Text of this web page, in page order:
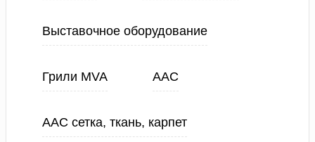
Выставочное оборудование
Грили MVA ААС
ААС сетка, ткань, карпет